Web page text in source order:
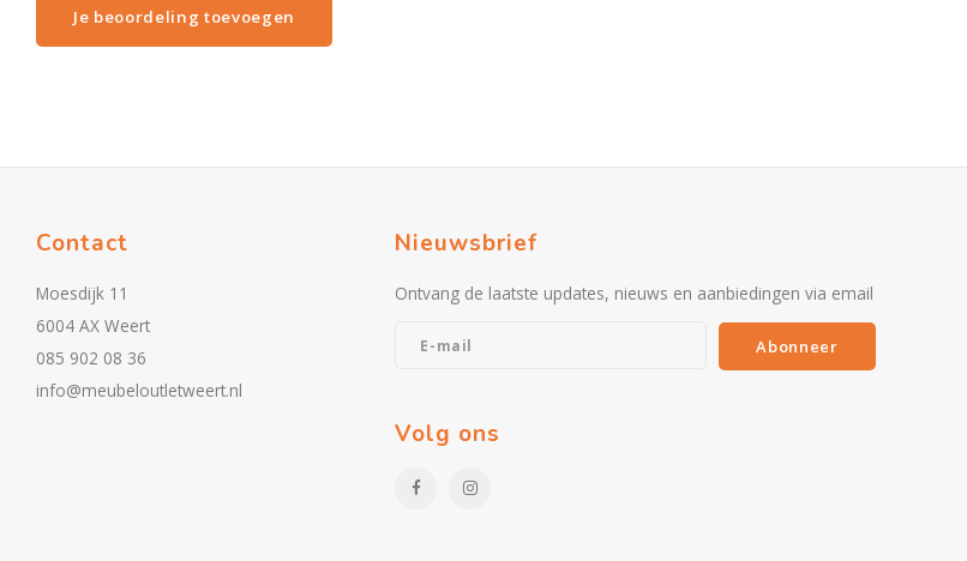
Je beoordeling toevoegen
Contact
Moesdijk 11
6004 AX Weert
085 902 08 36
info@meubeloutletweert.nl
Nieuwsbrief
Ontvang de laatste updates, nieuws en aanbiedingen via email
Abonneer
Volg ons